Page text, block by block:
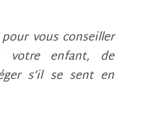
vous conseiller
enfant, de
s’il se sent en